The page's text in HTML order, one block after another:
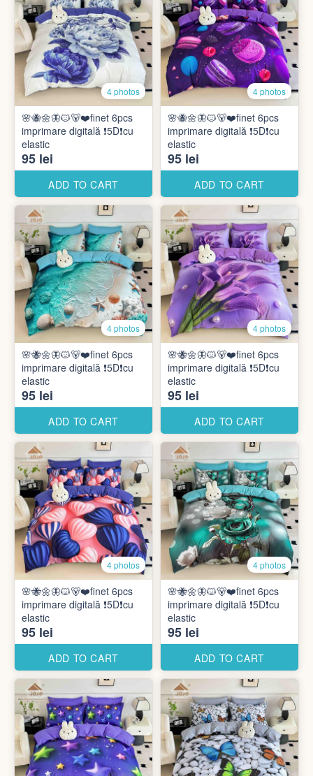
4 photos
🌸🐝🌼🦋🐱🐻❤️finet 6pcs
imprimare digitală ❗️5D❗️cu
elastic
95 lei
ADD TO CART
4 photos
🌸🐝🌼🦋🐱🐻❤️finet 6pcs
imprimare digitală ❗️5D❗️cu
elastic
95 lei
ADD TO CART
4 photos
🌸🐝🌼🦋🐱🐻❤️finet 6pcs
imprimare digitală ❗️5D❗️cu
elastic
95 lei
ADD TO CART
4 photos
🌸🐝🌼🦋🐱🐻❤️finet 6pcs
imprimare digitală ❗️5D❗️cu
elastic
95 lei
ADD TO CART
4 photos
🌸🐝🌼🦋🐱🐻❤️finet 6pcs
imprimare digitală ❗️5D❗️cu
elastic
95 lei
ADD TO CART
4 photos
🌸🐝🌼🦋🐱🐻❤️finet 6pcs
imprimare digitală ❗️5D❗️cu
elastic
95 lei
ADD TO CART